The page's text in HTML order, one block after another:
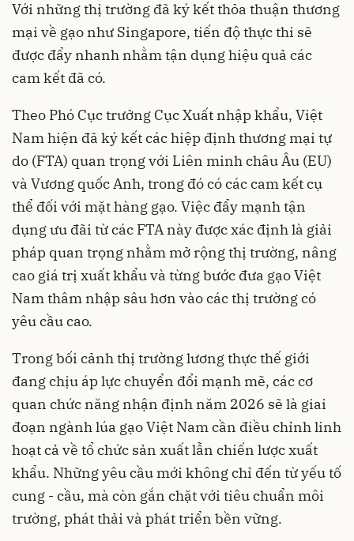
Với những thị trường đã ký kết thỏa thuận thương
mại về gạo như Singapore, tiến độ thực thi sẽ
được đẩy nhanh nhằm tận dụng hiệu quả các
cam kết đã có.
Theo Phó Cục trưởng Cục Xuất nhập khẩu, Việt
Nam hiện đã ký kết các hiệp định thương mại tự
do (FTA) quan trọng với Liên minh châu Âu (EU)
và Vương quốc Anh, trong đó có các cam kết cụ
thể đối với mặt hàng gạo. Việc đẩy mạnh tận
dụng ưu đãi từ các FTA này được xác định là giải
pháp quan trọng nhằm mở rộng thị trường, nâng
cao giá trị xuất khẩu và từng bước đưa gạo Việt
Nam thâm nhập sâu hơn vào các thị trường có
yêu cầu cao.
Trong bối cảnh thị trường lương thực thế giới
đang chịu áp lực chuyển đổi mạnh mẽ, các cơ
quan chức năng nhận định năm 2026 sẽ là giai
đoạn ngành lúa gạo Việt Nam cần điều chỉnh linh
hoạt cả về tổ chức sản xuất lẫn chiến lược xuất
khẩu. Những yêu cầu mới không chỉ đến từ yếu tố
cung - cầu, mà còn gắn chặt với tiêu chuẩn môi
trường, phát thải và phát triển bền vững.